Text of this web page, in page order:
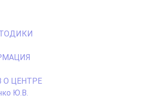
О ЦЕНТРЕ
Ю.В.